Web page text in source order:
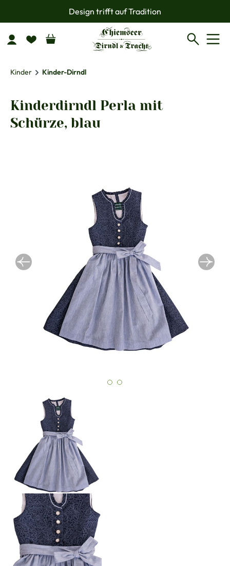
Zum Hauptinhalt springenDesign trifft auf Tradition
Kinder Kinder-Dirndl
Kinderdirndl Perla mit
Schürze, blau